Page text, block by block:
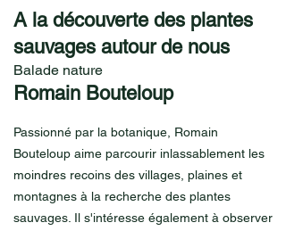
A la découverte des plantes
sauvages autour de nous
Balade nature
Romain Bouteloup
Passionné par la botanique, Romain
Bouteloup aime parcourir inlassablement les
moindres recoins des villages, plaines et
montagnes à la recherche des plantes
sauvages. Il s'intéresse également à observer